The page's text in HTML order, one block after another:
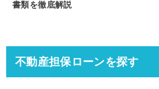
書類を徹底解説
不動産担保ローンを探す